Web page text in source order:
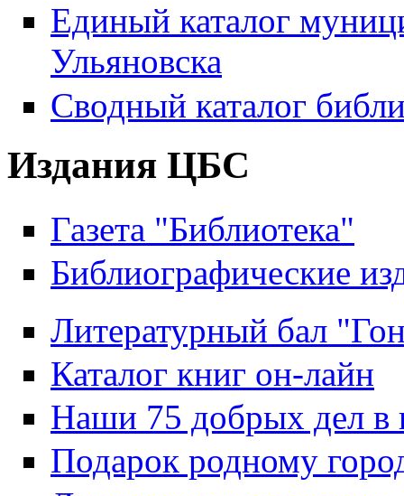
Единый каталог
Ульяновска
Сводный каталог
Издания ЦБС
Газета "Библиотека"
Библиографические
Литературный бал
Каталог книг он-лайн
Наши 75 добрых дел в
Подарок родному